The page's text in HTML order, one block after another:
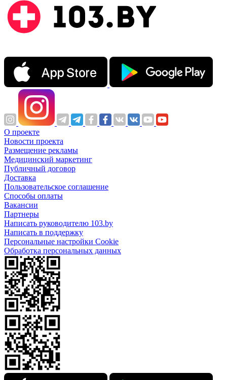
О проекте
Новости проекта
Размещение рекламы
Медицинский маркетинг
Публичный договор
Доставка
Пользовательское соглашение
Способы оплаты
Вакансии
Партнеры
Написать руководителю 103.by
Написать в поддержку
Персональные настройки Cookie
Обработка персональных данных